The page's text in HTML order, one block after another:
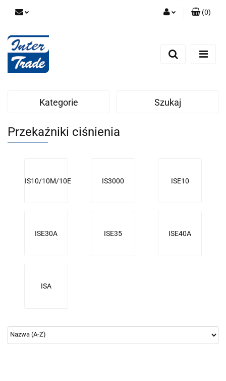
Zarejestruj się
(0)
Kategorie Szukaj
Przekaźniki ciśnienia
IS10/10M/10E IS3000 ISE10
ISE30A ISE35 ISE40A
ISA